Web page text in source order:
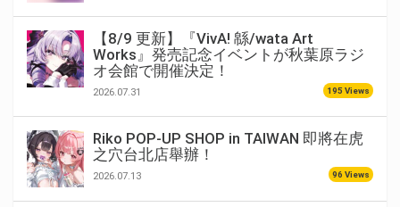
【8/9 更新】『VivA! 緜/wata Art
Works』発売記念イベントが秋葉原ラジ
オ会館で開催決定！
2026.07.31 195 Views
Riko POP-UP SHOP in TAIWAN 即將在虎
之穴台北店舉辦！
2026.07.13 96 Views